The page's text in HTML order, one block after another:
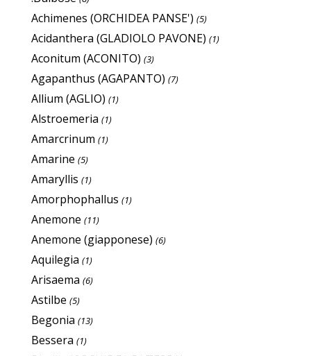
Achimenes (ORCHIDEA PANSE') (5)
Acidanthera (GLADIOLO PAVONE) (1)
Aconitum (ACONITO) (3)
Agapanthus (AGAPANTO) (7)
Allium (AGLIO) (1)
Alstroemeria (1)
Amarcrinum (1)
Amarine (5)
Amaryllis (1)
Amorphophallus (1)
Anemone (11)
Anemone (giapponese) (6)
Aquilegia (1)
Arisaema (6)
Astilbe (5)
Begonia (13)
Bessera (1)